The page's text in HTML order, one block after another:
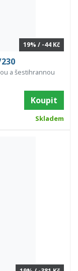
19% / -44 Kč
a šestihrannou
Koupit
Skladem